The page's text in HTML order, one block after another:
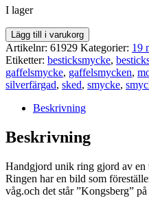
I lager
RING
61929
mängd
Lägg till i varukorg
Artikelnr: 61929 Kategorier: 19
Etiketter: besticksmycke,
gaffelsmycke, gaffelsmycken,
silverfärgad, sked, smycke,
Beskrivning
Beskrivning
Handgjord unik ring gjord av en
Ringen har en bild som
våg.och det står ”Kongsberg” på